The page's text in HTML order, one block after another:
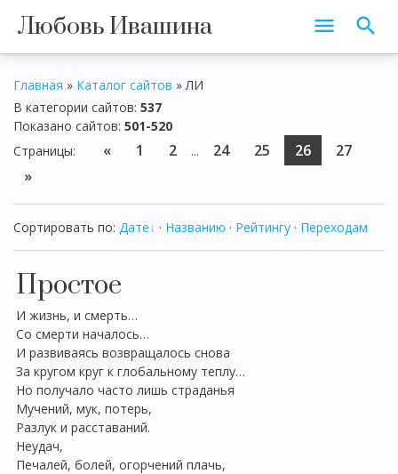
Любовь Ивашина
Главная » Каталог сайтов » ЛИ
В категории сайтов: 537
Показано сайтов: 501-520
Страницы: « 1 2 ... 24 25 26
27
»
Сортировать по: Дате · Названию · Рейтингу · Переходам
Простое
И жизнь, и смерть…
Со смерти началось…
И развиваясь возвращалось снова
За кругом круг к глобальному теплу…
Но получало часто лишь страданья
Мучений, мук, потерь,
Разлук и расставаний.
Неудач,
Печалей, болей, огорчений плачь,